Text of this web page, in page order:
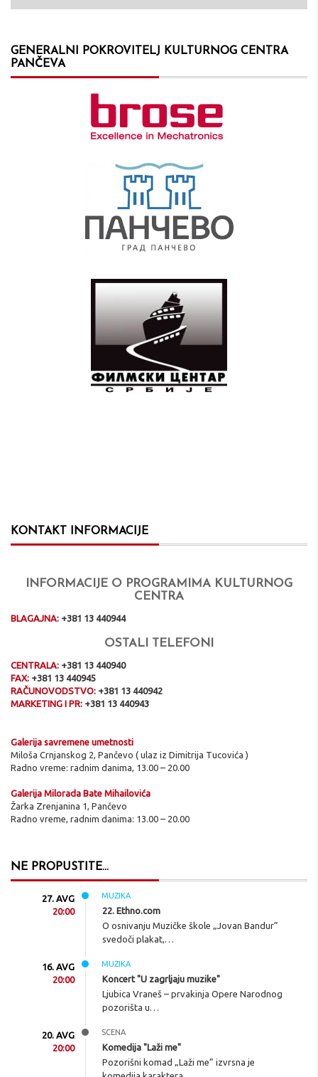
GENERALNI POKROVITELJ KULTURNOG CENTRA
PANČEVA
KONTAKT INFORMACIJE
INFORMACIJE O PROGRAMIMA KULTURNOG
CENTRA
BLAGAJNA: +381 13 440944
OSTALI TELEFONI
CENTRALA: +381 13 440940
FAX: +381 13 440945
RAČUNOVODSTVO: +381 13 440942
MARKETING I PR: +381 13 440943
Galerija savremene umetnosti
Miloša Crnjanskog 2, Pančevo ( ulaz iz Dimitrija Tucovića )
Radno vreme: radnim danima, 13.00 – 20.00
Galerija Milorada Bate Mihailovića
Žarka Zrenjanina 1, Pančevo
Radno vreme, radnim danima: 13.00 – 20.00
NE PROPUSTITE...
27. AVG
20:00
MUZIKA
22. Ethno.com
O osnivanju Muzičke škole „Jovan Bandur”
svedoči plakat,…
16. AVG
20:00
MUZIKA
Koncert "U zagrljaju muzike"
Ljubica Vraneš – prvakinja Opere Narodnog
pozorišta u…
20. AVG
20:00
SCENA
Komedija "Laži me"
Pozorišni komad „Laži me” izvrsna je